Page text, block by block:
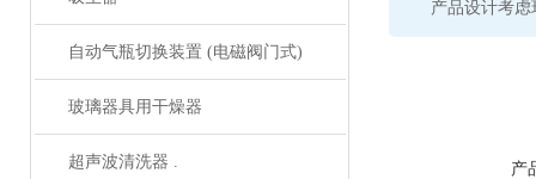
自动气瓶切换装置 (电磁阀门式)
玻璃器具用干燥器
超声波清洗器 .
产品设计考
产